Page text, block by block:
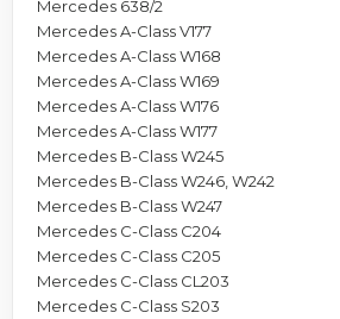
Mercedes 638/2
Mercedes A-Class V177
Mercedes A-Class W168
Mercedes A-Class W169
Mercedes A-Class W176
Mercedes A-Class W177
Mercedes B-Class W245
Mercedes B-Class W246, W242
Mercedes B-Class W247
Mercedes C-Class C204
Mercedes C-Class C205
Mercedes C-Class CL203
Mercedes C-Class S203